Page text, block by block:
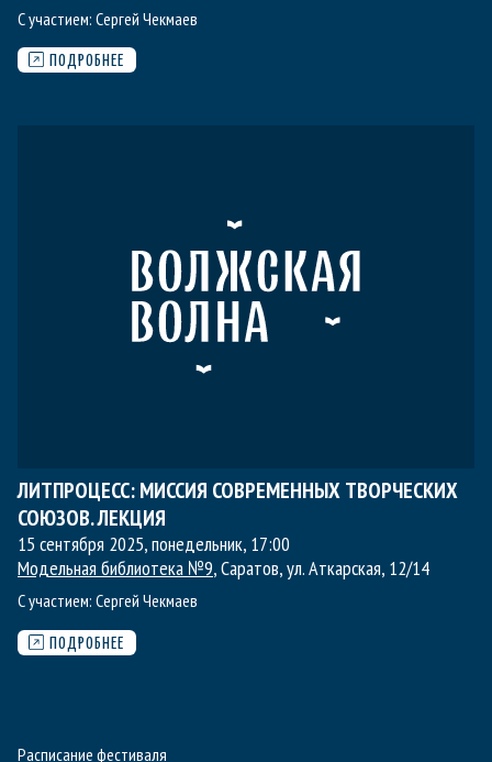
С участием: Сергей Чекмаев
ПОДРОБНЕЕ
ЛИТПРОЦЕСС: МИССИЯ СОВРЕМЕННЫХ ТВОРЧЕСКИХ
СОЮЗОВ. ЛЕКЦИЯ
15 сентября 2025, понедельник, 17:00
Модельная библиотека №9, Саратов, ул. Аткарская, 12/14
С участием: Сергей Чекмаев
ПОДРОБНЕЕ
Расписание фестиваля